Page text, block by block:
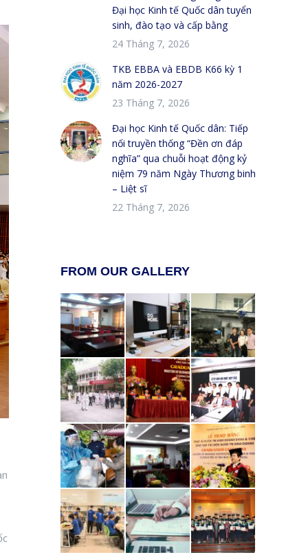
Đại học Kinh tế Quốc dân tuyển
sinh, đào tạo và cấp bằng
24 Tháng 7, 2026
TKB EBBA và EBDB K66 kỳ 1
năm 2026-2027
23 Tháng 7, 2026
Đại học Kinh tế Quốc dân: Tiếp
nối truyền thống “Đền ơn đáp
nghĩa” qua chuỗi hoạt động kỷ
niệm 79 năm Ngày Thương binh
– Liệt sĩ
22 Tháng 7, 2026
FROM OUR GALLERY